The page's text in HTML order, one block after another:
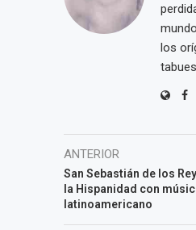
los
ANTERIOR
San Sebastián de los
la Hispanidad con
latinoamericano